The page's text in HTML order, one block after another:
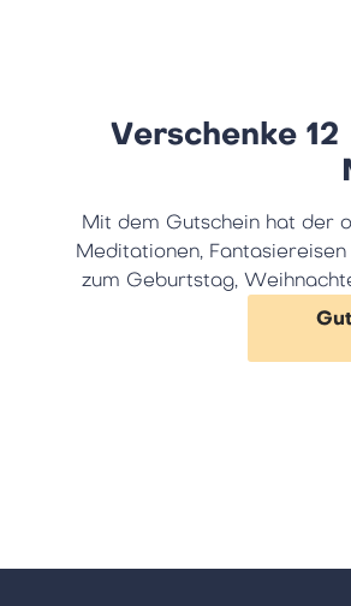
Verschenke
Mit dem Gutschein hat der
Meditationen,
zum Geburtstag,